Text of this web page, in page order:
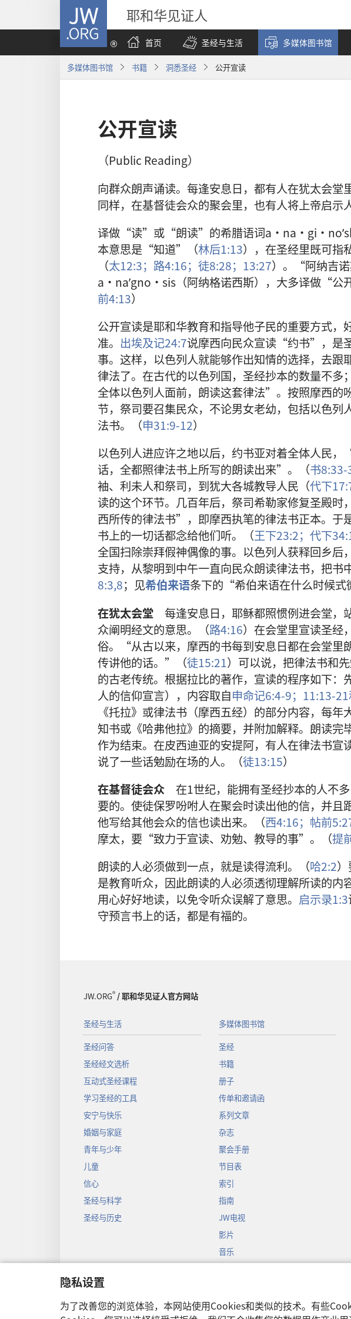
隐私设置
为了改善您的浏览体验，本网站使用Cookies和类似的技术。有些
JW.ORG 耶和华见证人
首页
圣经与生活 多媒体图书馆
多媒体图书馆 书籍 洞悉圣经 公开宣读
公开宣读
（Public Reading）
向群众朗声诵读。每逢安息日，都有人在犹太会堂
同样，在基督徒会众的聚会里，也有人将上帝启示
译做“读”或“朗读”的希腊语词
本意思是“知道”（林后1:13），在圣经里既可指
（太12:3； 路4:16； 徒8:28； 13:27）。“阿纳吉
a·naʹgno·sis（阿纳格诺西斯），大多译做“公
前4:13）
公开宣读是耶和华教育和指导他子民的重要方式，
准。 出埃及记24:7说摩西向民众宣读“约书”，是
事。这样，以色列人就能够作出知情的选择，去跟
律法了。在古代的以色列国，圣经抄本的数量不
全体以色列人面前，朗读这套律法”。按照摩西的
节，祭司要召集民众，不论男女老幼，包括以色列
法书。（申31:9-12）
以色列人进应许之地以后，约书亚对着全体人民
话，全都照律法书上所写的朗读出来”。（书8:33-
袖、利未人和祭司，到犹大各城教导人民（代下
读的这个环节。几百年后，祭司希勒家修复圣殿
西所传的律法书”，即摩西执笔的律法书正本。于
书上的一切话都念给他们听。（王下23:2； 代下
全国扫除崇拜假神偶像的事。以色列人获释回乡后
支持，从黎明到中午一直向民众朗读律法书，把书
8:3,8；见希伯来语条下的“希伯来语在什么时候式
在犹太会堂 每逢安息日，耶稣都照惯例进会堂，
众阐明经文的意思。（路4:16）在会堂里宣读圣经
俗。“从古以来，摩西的书每到安息日都在会堂里
传讲他的话。”（徒15:21）可以说，把律法书和
的古老传统。根据拉比的著作，宣读的程序如下
人的信仰宣言），内容取自申命记6:4-9； 11:13-21
《托拉》或律法书（摩西五经）的部分内容，每
知书或《哈弗他拉》的摘要，并附加解释。朗读完
作为结束。在皮西迪亚的安提阿，有人在律法书宣
说了一些话勉励在场的人。（徒13:15）
在基督徒会众 在1世纪，能拥有圣经抄本的人不
要的。使徒保罗吩咐人在聚会时读出他的信，并且
他写给其他会众的信也读出来。（西4:16； 帖前
摩太，要“致力于宣读、劝勉、教导的事”。（提
朗读的人必须做到一点，就是读得流利。（哈2:2
是教育听众，因此朗读的人必须透彻理解所读的内
用心好好地读，以免令听众误解了意思。 启示录1:3
守预言书上的话，都是有福的。
JW.ORG®/ 耶和华见证人官方网站
圣经与生活
圣经问答
圣经经文选析
互动式圣经课程
学习圣经的工具
安宁与快乐
婚姻与家庭
青年与少年
儿童
信心
圣经与科学
圣经与历史
多媒体图书馆
圣经
书籍
册子
传单和邀请函
系列文章
杂志
聚会手册
节目表
索引
指南
JW电视
影片
音乐